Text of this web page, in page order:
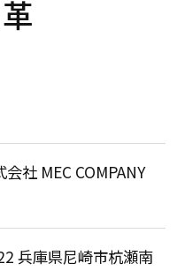
社 MEC COMPANY
兵庫県尼崎市杭瀬南